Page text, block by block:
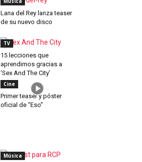
Lana del Rey lanza teaser
de su nuevo disco
TV
15 lecciones que
aprendimos gracias a
‘Sex And The City’
Cine
Primer teaser y póster
oficial de “Eso”
Música